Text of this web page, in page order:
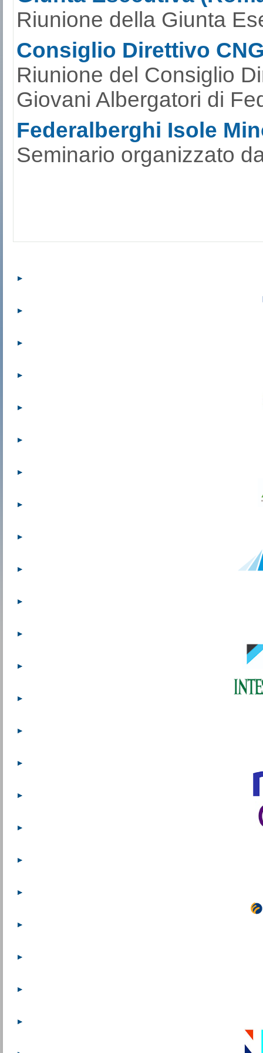
amministrative in
origine, denominazioni
bufalina, prevedendo
e tracciabilità lungo
Bilaterale Nazionale del
Riunione della Giunta
Consiglio Direttivo
Riunione del Consiglio
Giovani Albergatori di
Federalberghi Isole
Seminario organizzato